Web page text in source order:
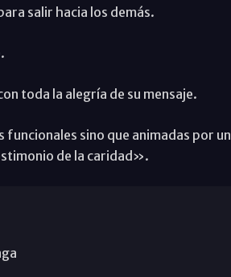
salir hacia los demás.
toda la alegría de su mensaje.
sino que animadas por un
de la caridad».